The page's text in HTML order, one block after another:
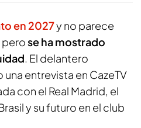
en 2027y no parece
perose ha mostrado
. El delantero
entrevista en CazeTV
con el Real Madrid, el
y su futuro en el club